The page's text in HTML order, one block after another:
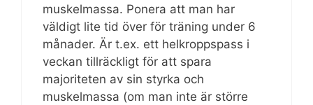
muskelmassa. Ponera att man har
väldigt lite tid över för träning under 6
månader. Är t.ex. ett helkroppspass i
veckan tillräckligt för att spara
majoriteten av sin styrka och
muskelmassa (om man inte är större